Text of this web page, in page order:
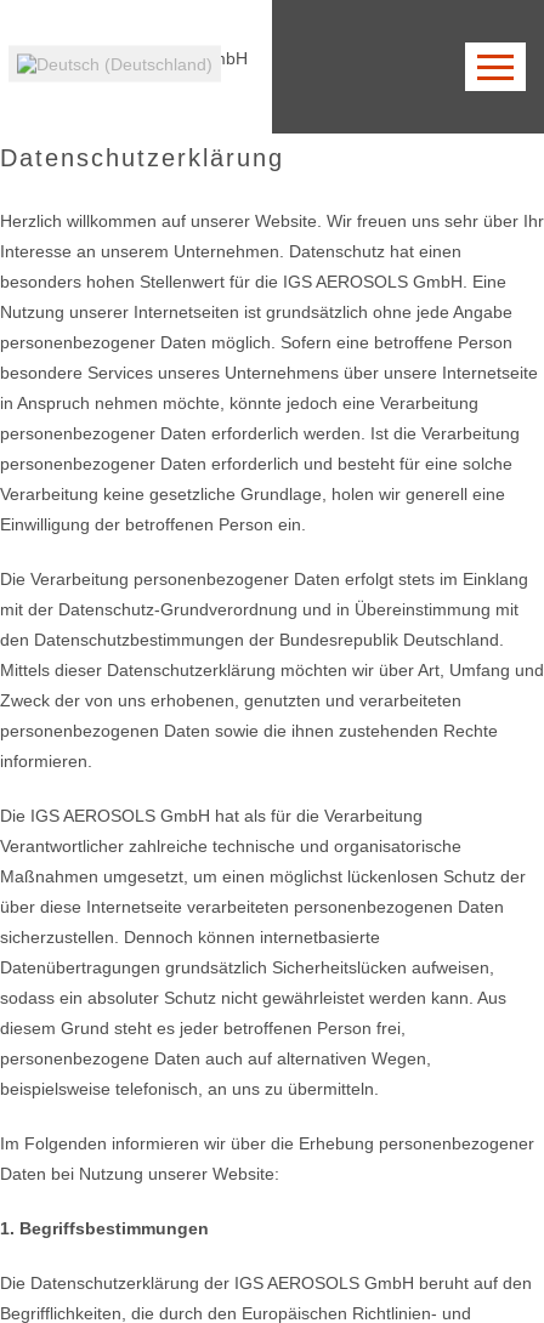
Unternehmen
Portrait News Zertifizierung
Pharmazeutische
Produkte
Leistung und Service
Unser Serviceangebot Zertifizierung
Kontakt
Anschrift Kontaktformular
Datenschutzerklärung
Herzlich willkommen auf unserer Website. Wir freuen uns sehr über Ihr
Interesse an unserem Unternehmen. Datenschutz hat einen
besonders hohen Stellenwert für die IGS AEROSOLS GmbH. Eine
Nutzung unserer Internetseiten ist grundsätzlich ohne jede Angabe
personenbezogener Daten möglich. Sofern eine betroffene Person
besondere Services unseres Unternehmens über unsere Internetseite
in Anspruch nehmen möchte, könnte jedoch eine Verarbeitung
personenbezogener Daten erforderlich werden. Ist die Verarbeitung
personenbezogener Daten erforderlich und besteht für eine solche
Verarbeitung keine gesetzliche Grundlage, holen wir generell eine
Einwilligung der betroffenen Person ein.
Die Verarbeitung personenbezogener Daten erfolgt stets im Einklang
mit der Datenschutz-Grundverordnung und in Übereinstimmung mit
den Datenschutzbestimmungen der Bundesrepublik Deutschland.
Mittels dieser Datenschutzerklärung möchten wir über Art, Umfang und
Zweck der von uns erhobenen, genutzten und verarbeiteten
personenbezogenen Daten sowie die ihnen zustehenden Rechte
informieren.
Die IGS AEROSOLS GmbH hat als für die Verarbeitung
Verantwortlicher zahlreiche technische und organisatorische
Maßnahmen umgesetzt, um einen möglichst lückenlosen Schutz der
über diese Internetseite verarbeiteten personenbezogenen Daten
sicherzustellen. Dennoch können internetbasierte
Datenübertragungen grundsätzlich Sicherheitslücken aufweisen,
sodass ein absoluter Schutz nicht gewährleistet werden kann. Aus
diesem Grund steht es jeder betroffenen Person frei,
personenbezogene Daten auch auf alternativen Wegen,
beispielsweise telefonisch, an uns zu übermitteln.
Im Folgenden informieren wir über die Erhebung personenbezogener
Daten bei Nutzung unserer Website:
1. Begriffsbestimmungen
Die Datenschutzerklärung der IGS AEROSOLS GmbH beruht auf den
Begrifflichkeiten, die durch den Europäischen Richtlinien- und